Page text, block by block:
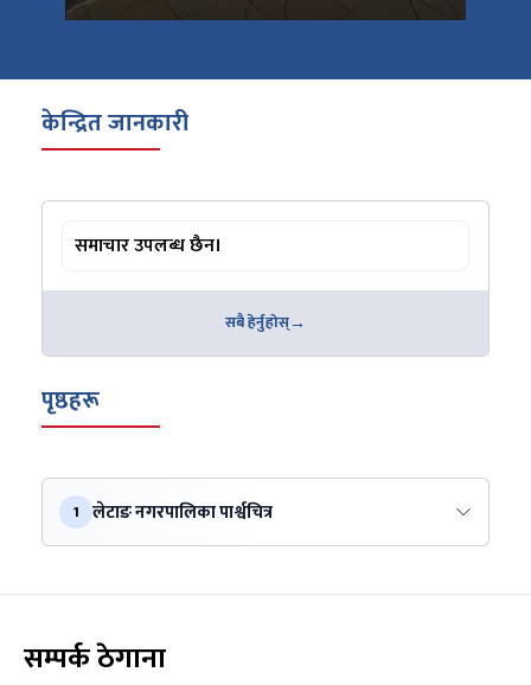
केन्द्रित जानकारी
समाचार उपलब्ध छैन।
सबै हेर्नुहोस्
पृष्ठहरू
1 लेटाङ नगरपालिका पार्श्वचित्र
सम्पर्क ठेगाना